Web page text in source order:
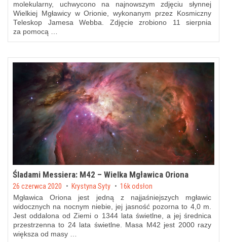
molekularny, uchwycono na najnowszym zdjęciu słynnej
Wielkiej Mgławicy w Orionie, wykonanym przez Kosmiczny
Teleskop Jamesa Webba. Zdjęcie zrobiono 11 sierpnia
za pomocą …
Śladami Messiera: M42 – Wielka Mgławica Oriona
Posted on
26 czerwca 2020 by Krystyna Syty 16k odsłon
Mgławica Oriona jest jedną z najjaśniejszych mgławic
widocznych na nocnym niebie, jej jasność pozorna to 4,0 m.
Jest oddalona od Ziemi o 1344 lata świetlne, a jej średnica
przestrzenna to 24 lata świetlne. Masa M42 jest 2000 razy
większa od masy …